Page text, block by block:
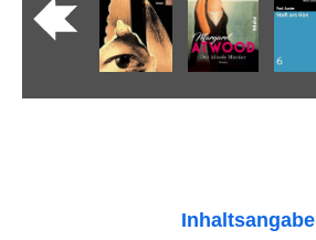
Inhaltsangabe